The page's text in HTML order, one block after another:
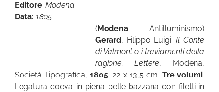
Editore: Modena
Data: 1805
(Modena – Antilluminismo)
Gerard, Filippo Luigi: Il Conte
di Valmont o i traviamenti della
ragione. Lettere, Modena,
Società Tipografica, 1805, 22 x 13,5 cm. Tre volumi.
Legatura coeva in piena pelle bazzana con filetti in